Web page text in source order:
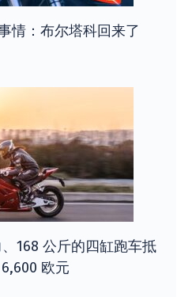
情：布尔塔科回来了
168 公斤的四缸跑车抵
欧元